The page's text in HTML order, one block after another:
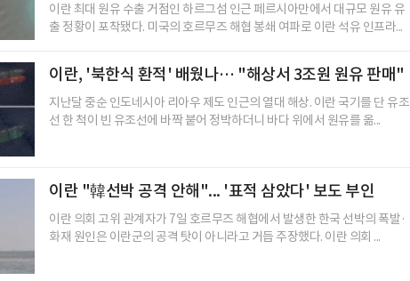
이란 최대 원유 수출 거점인 하르그섬 인근 페르시아만에서 대규모 원유 유
출 정황이 포착됐다. 미국의 호르무즈 해협 봉쇄 여파로 이란 석유 인프라...
이란, '북한식 환적' 배웠나… "해상서 3조원 원유 판매"
지난달 중순 인도네시아 리아우 제도 인근의 열대 해상. 이란 국기를 단 유조
선 한 척이 빈 유조선에 바짝 붙어 정박하더니 바다 위에서 원유를 옮...
이란 "韓선박 공격 안해"... '표적 삼았다' 보도 부인
이란 의회 고위 관계자가 7일 호르무즈 해협에서 발생한 한국 선박의 폭발·
화재 원인은 이란군의 공격 탓이 아니라고 거듭 주장했다. 이란 의회 ...